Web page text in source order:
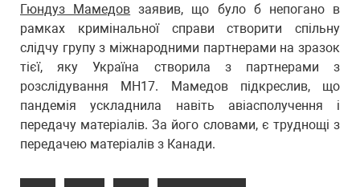
Гюндуз Мамедов заявив, що було б непогано в
рамках кримінальної справи створити спільну
слідчу групу з міжнародними партнерами на зразок
тієї, яку Україна створила з партнерами з
розслідування МН17. Мамедов підкреслив, що
пандемія ускладнила навіть авіасполучення і
передачу матеріалів. За його словами, є труднощі з
передачею матеріалів з Канади.